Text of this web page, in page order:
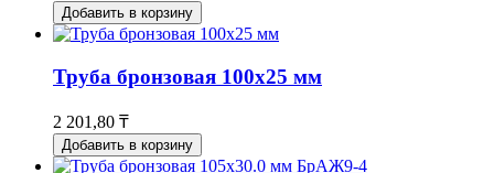
Добавить в корзину
Труба бронзовая 100x25 мм
2 201,80 ₸
Добавить в корзину